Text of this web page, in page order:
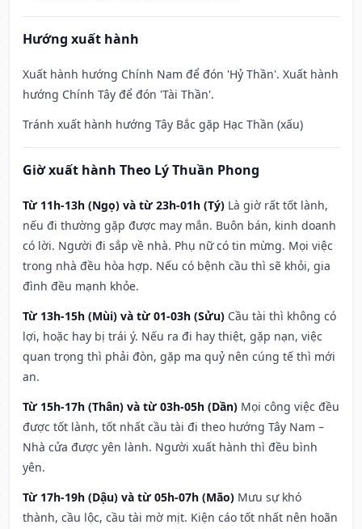
Hướng xuất hành
Xuất hành hướng Chính Nam để đón 'Hỷ Thần'. Xuất hành
hướng Chính Tây để đón 'Tài Thần'.
Tránh xuất hành hướng Tây Bắc gặp Hạc Thần (xấu)
Giờ xuất hành Theo Lý Thuần Phong
Từ 11h-13h (Ngọ) và từ 23h-01h (Tý) Là giờ rất tốt lành,
nếu đi thường gặp được may mắn. Buôn bán, kinh doanh
có lời. Người đi sắp về nhà. Phụ nữ có tin mừng. Mọi việc
trong nhà đều hòa hợp. Nếu có bệnh cầu thì sẽ khỏi, gia
đình đều mạnh khỏe.
Từ 13h-15h (Mùi) và từ 01-03h (Sửu) Cầu tài thì không có
lợi, hoặc hay bị trái ý. Nếu ra đi hay thiệt, gặp nạn, việc
quan trọng thì phải đòn, gặp ma quỷ nên cúng tế thì mới
an.
Từ 15h-17h (Thân) và từ 03h-05h (Dần) Mọi công việc đều
được tốt lành, tốt nhất cầu tài đi theo hướng Tây Nam –
Nhà cửa được yên lành. Người xuất hành thì đều bình
yên.
Từ 17h-19h (Dậu) và từ 05h-07h (Mão) Mưu sự khó
thành, cầu lộc, cầu tài mờ mịt. Kiện cáo tốt nhất nên hoãn